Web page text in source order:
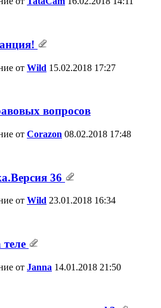
от Wild 15.02.2018 17:27
вопросов
от Corazon 08.02.2018 17:48
36
от Wild 23.01.2018 16:34
от Janna 14.01.2018 21:50